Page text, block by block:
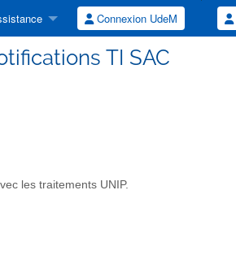
Connexion UdeM
TI SAC
les traitements UNIP.